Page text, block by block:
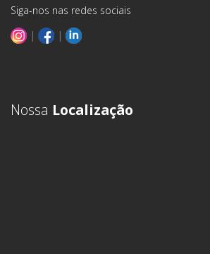
Siga-nos nas redes sociais
|
|
Nossa Localização